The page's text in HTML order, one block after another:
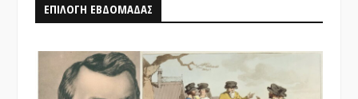
ΕΠΙΛΟΓΗ ΕΒΔΟΜΑΔΑΣ